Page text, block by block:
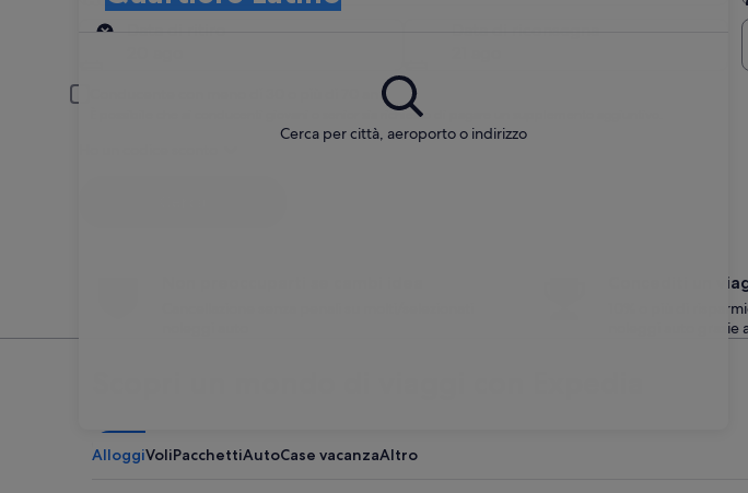
Cerca per città, aeroporto o indirizzo
Ritiro
Conducente con meno di 30 o più di 70 anni
È possibile che ai conducenti giovani o senior sia richiesto di pagare un supplemento aggiuntivo.
Concediti un
10% o più di
noleggi auto grazie
AlloggiVoliPacchettiAutoCase vacanzaAltro